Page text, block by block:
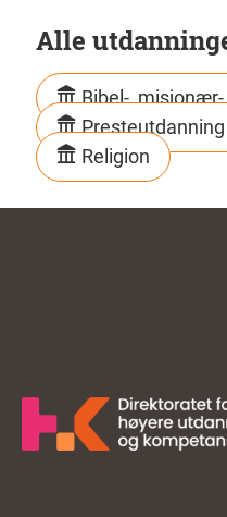
Alle
Bibel-,
Religion